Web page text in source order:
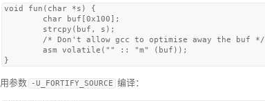
void fun(char *s) {
        char buf[0x100];
        strcpy(buf, s);
        /* Don't allow gcc to optimise away the buf */
        asm volatile("" :: "m" (buf));
用参数 -U_FORTIFY_SOURCE 编译：